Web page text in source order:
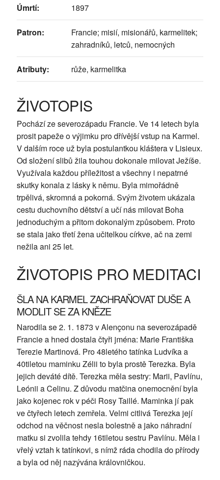
Úmrtí: 1897
Patron:
Francie; misií, misionářů, karmelitek;
zahradníků, letců, nemocných
Atributy: růže, karmelitka
ŽIVOTOPIS
Pochází ze severozápadu Francie. Ve 14 letech byla
prosit papeže o výjimku pro dřívější vstup na Karmel.
V dalším roce už byla postulantkou kláštera v Lisieux.
Od složení slibů žila touhou dokonale milovat Ježíše.
Využívala každou příležitost a všechny i nepatrné
skutky konala z lásky k němu. Byla mimořádně
trpělivá, skromná a pokorná. Svým životem ukázala
cestu duchovního dětství a učí nás milovat Boha
jednoduchým a přitom dokonalým způsobem. Proto
se stala jako třetí žena učitelkou církve, ač na zemi
nežila ani 25 let.
ŽIVOTOPIS PRO MEDITACI
ŠLA NA KARMEL ZACHRAŇOVAT DUŠE A
MODLIT SE ZA KNĚZE
Narodila se 2. 1. 1873 v Alençonu na severozápadě
Francie a hned dostala čtyři jména: Marie Františka
Terezie Martinová. Pro 48letého tatínka Ludvíka a
40tiletou maminku Zélii to byla prostě Terezka. Byla
jejich deváté dítě. Terezka měla sestry: Marii, Pavlínu,
Leónii a Celinu. Z důvodu matčina onemocnění byla
jako kojenec rok v péči Rosy Taillé. Maminka jí pak
ve čtyřech letech zemřela. Velmi citlivá Terezka její
odchod na věčnost nesla bolestně a jako náhradní
matku si zvolila tehdy 16tiletou sestru Pavlínu. Měla i
vřelý vztah k tatínkovi, s nímž ráda chodila do přírody
a byla od něj nazývána královničkou.